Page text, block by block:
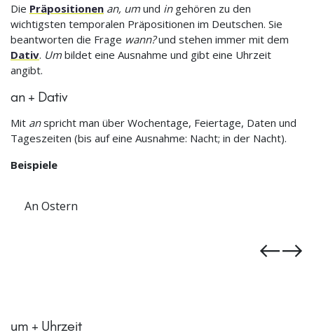
Die Präpositionen an, um und ingehören zu den
wichtigsten temporalen Präpositionen im Deutschen. Sie
beantworten die Frage wann?und stehen immer mit dem
Dativ. Um bildet eine Ausnahme und gibt eine Uhrzeit
angibt.
an + Dativ
Mit anspricht man über Wochentage, Feiertage, Daten und
Tageszeiten (bis auf eine Ausnahme: Nacht; in der Nacht).
Beispiele
Am 3. Mai
um + Uhrzeit